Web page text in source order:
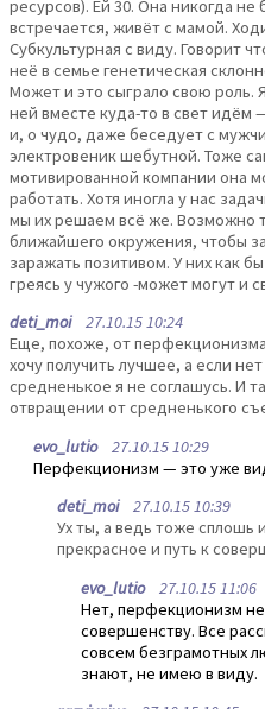
ресурсов). Ей 30. Она никогда
встречается, живёт с мамой.
Субкультурная с виду. Говорит
неё в семье генетическая
Может и это сыграло свою роль.
ней вместе куда-то в свет идём
и, о чудо, даже беседует с
электровеник шебутной. Тоже
мотивированной компании она
работать. Хотя иногла у нас
мы их решаем всё же. Возможно
ближайшего окружения, чтобы
заражать позитивом. У них как
греясь у чужого -может могут и
deti_moi27.10.15 10:24
Еще, похоже, от
хочу получить лучшее, а если
средненькое я не соглашусь. И
отвращении от средненького
evo_lutio27.10.15 10:29
Перфекционизм — это уже
deti_moi27.10.15 10:39
Ух ты, а ведь тоже сплошь
прекрасное и путь к
evo_lutio27.10.15 11:06
Нет, перфекционизм не
совершенству. Все
совсем безграмотных
знают, не имею в виду.